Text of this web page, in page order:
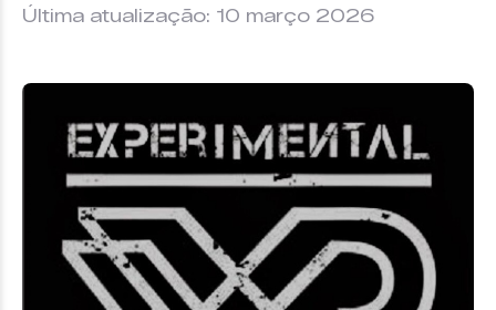
Última atualização: 10 março 2026